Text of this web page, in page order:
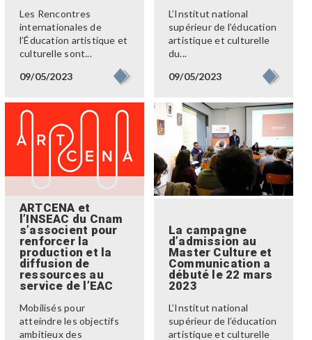
Les Rencontres
internationales de
l’Éducation artistique et
culturelle sont...
09/05/2023
L’Institut national
supérieur de l’éducation
artistique et culturelle
du...
09/05/2023
ARTCENA et
l’INSEAC du Cnam
s’associent pour
renforcer la
production et la
diffusion de
ressources au
service de l’EAC
Mobilisés pour
atteindre les objectifs
ambitieux des
La campagne
d’admission au
Master Culture et
Communication a
débuté le 22 mars
2023
L’Institut national
supérieur de l’éducation
artistique et culturelle